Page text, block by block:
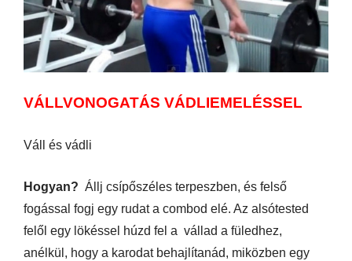
VÁLLVONOGATÁS VÁDLIEMELÉSSEL
Váll és vádli
Hogyan? Állj csípőszéles terpeszben, és felső
fogással fogj egy rudat a combod elé. Az alsótested
felől egy lökéssel húzd fel a vállad a füledhez,
anélkül, hogy a karodat behajlítanád, miközben egy